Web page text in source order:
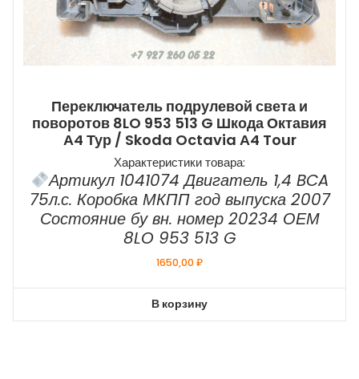
Переключатель подрулевой света и
поворотов 8LO 953 513 G Шкода Октавия
А4 Тур / Skoda Octavia А4 Tour
Характеристики товара:
Артикул 1041074 Двигатель 1,4 BCA
75л.с. Коробка МКПП год выпуска 2007
Состояние бу вн. номер 20234 ОЕМ
8LO 953 513 G
1650,00₽
В корзину